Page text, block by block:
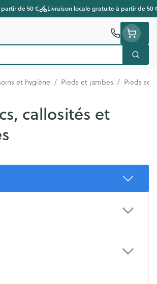
de 50 € Livraison locale gratuite à partir de 50
et hygiène / Pieds et jambes / Pieds
callosités et